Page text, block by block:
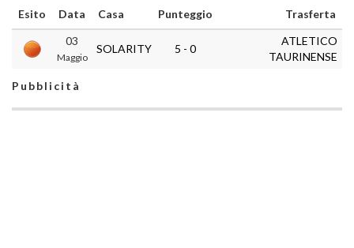
Esito Data Casa Punteggio
Trasferta
03
Maggio
SOLARITY 5 - 0
ATLETICO
TAURINENSE
Pubblicità